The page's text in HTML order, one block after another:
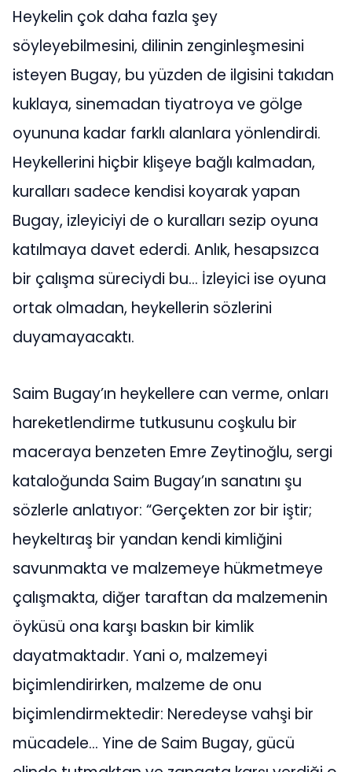
Heykelin çok daha fazla şey
söyleyebilmesini, dilinin zenginleşmesini
isteyen Bugay, bu yüzden de ilgisini takıdan
kuklaya, sinemadan tiyatroya ve gölge
oyununa kadar farklı alanlara yönlendirdi.
Heykellerini hiçbir klişeye bağlı kalmadan,
kuralları sadece kendisi koyarak yapan
Bugay, izleyiciyi de o kuralları sezip oyuna
katılmaya davet ederdi. Anlık, hesapsızca
bir çalışma süreciydi bu… İzleyici ise oyuna
ortak olmadan, heykellerin sözlerini
duyamayacaktı.
Saim Bugay’ın heykellere can verme, onları
hareketlendirme tutkusunu coşkulu bir
maceraya benzeten Emre Zeytinoğlu, sergi
kataloğunda Saim Bugay’ın sanatını şu
sözlerle anlatıyor: “Gerçekten zor bir iştir;
heykeltıraş bir yandan kendi kimliğini
savunmakta ve malzemeye hükmetmeye
çalışmakta, diğer taraftan da malzemenin
öyküsü ona karşı baskın bir kimlik
dayatmaktadır. Yani o, malzemeyi
biçimlendirirken, malzeme de onu
biçimlendirmektedir: Neredeyse vahşi bir
mücadele… Yine de Saim Bugay, gücü